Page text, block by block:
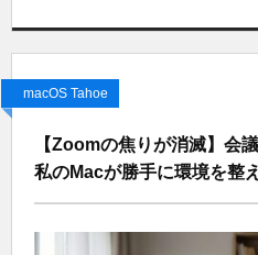
macOS Tahoe
【Zoomの焦りが消滅】会
私のMacが勝手に環境を整